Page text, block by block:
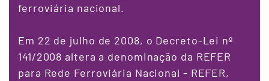
ferroviária nacional.
Em 22 de julho de 2008, o Decreto-Lei nº
141/2008 altera a denominação da REFER
para Rede Ferroviária Nacional - REFER,